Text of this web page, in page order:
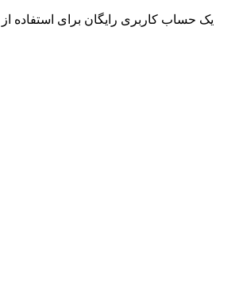
یک حساب کاربری رایگان برای استفاده